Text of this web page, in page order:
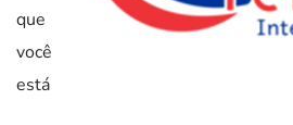
que
você
está